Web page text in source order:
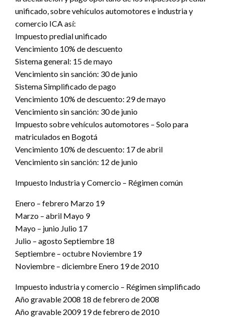
unificado, sobre vehículos automotores e industria y
comercio ICA así:
Impuesto predial unificado
Vencimiento 10% de descuento
Sistema general: 15 de mayo
Vencimiento sin sanción: 30 de junio
Sistema Simplificado de pago
Vencimiento 10% de descuento: 29 de mayo
Vencimiento sin sanción: 30 de junio
Impuesto sobre vehículos automotores – Solo para
matriculados en Bogotá
Vencimiento 10% de descuento: 17 de abril
Vencimiento sin sanción: 12 de junio
Impuesto Industria y Comercio – Régimen común
Enero – febrero Marzo 19
Marzo – abril Mayo 9
Mayo – junio Julio 17
Julio – agosto Septiembre 18
Septiembre – octubre Noviembre 19
Noviembre – diciembre Enero 19 de 2010
Impuesto industria y comercio – Régimen simplificado
Año gravable 2008 18 de febrero de 2008
Año gravable 2009 19 de febrero de 2010